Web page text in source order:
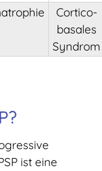
Cortico-
basales
Syndrom
ist eine